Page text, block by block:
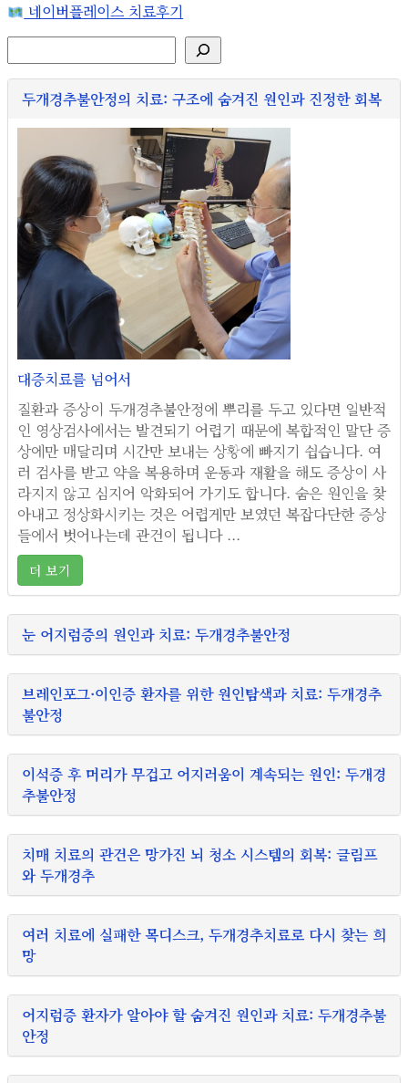
네이버플레이스 치료후기
두개경추불안정의 치료: 구조에 숨겨진 원인과 진정한 회복
대증치료를 넘어서
질환과 증상이 두개경추불안정에 뿌리를 두고 있다면 일반적
인 영상검사에서는 발견되기 어렵기 때문에 복합적인 말단 증
상에만 매달리며 시간만 보내는 상황에 빠지기 쉽습니다. 여
러 검사를 받고 약을 복용하며 운동과 재활을 해도 증상이 사
라지지 않고 심지어 악화되어 가기도 합니다. 숨은 원인을 찾
아내고 정상화시키는 것은 어렵게만 보였던 복잡다단한 증상
들에서 벗어나는데 관건이 됩니다 ...
더 보기
눈 어지럼증의 원인과 치료: 두개경추불안정
브레인포그·이인증 환자를 위한 원인탐색과 치료: 두개경추
불안정
이석증 후 머리가 무겁고 어지러움이 계속되는 원인: 두개경
추불안정
치매 치료의 관건은 망가진 뇌 청소 시스템의 회복: 글림프
와 두개경추
여러 치료에 실패한 목디스크, 두개경추치료로 다시 찾는 희
망
어지럼증 환자가 알아야 할 숨겨진 원인과 치료: 두개경추불
안정